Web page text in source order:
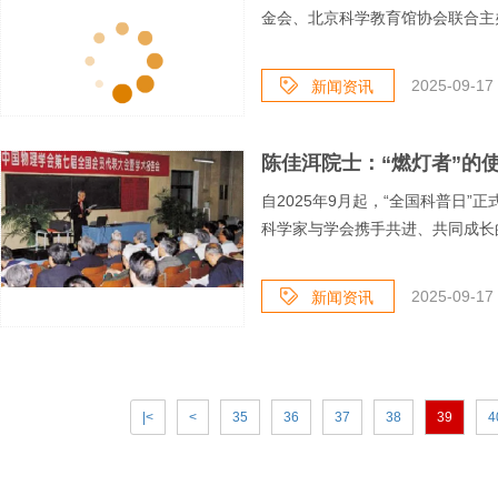
金会、北京科学教育馆协会联合
新闻资讯 2025-09-17
陈佳洱院士：“燃灯者”
自2025年9月起，“全国科普日”
科学家与学会携手共进、共同成
新闻资讯 2025-09-17
|< < 35 36 37 38 39